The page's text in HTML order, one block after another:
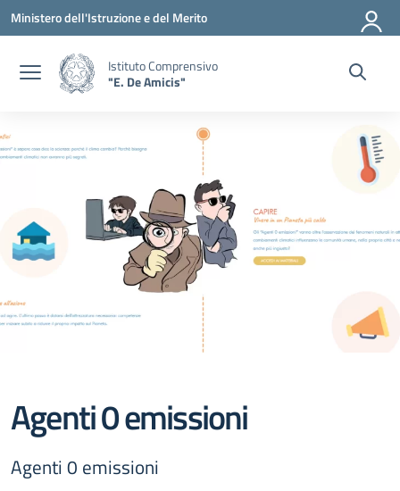
Vai ai contenuti
Vai al menu di navigazione
Vai al footer
Ministero dell'Istruzione e del Merito
Istituto Comprensivo
"E. De Amicis"
Agenti 0 emissioni
Agenti 0 emissioni